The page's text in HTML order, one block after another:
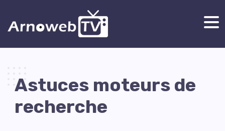
Astuces moteurs de
recherche